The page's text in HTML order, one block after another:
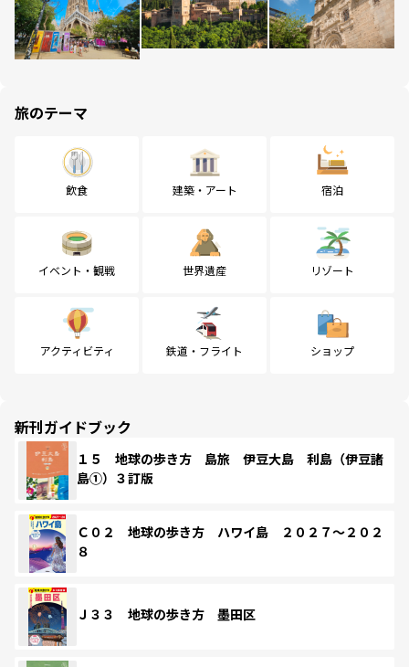
旅のテーマ
飲食 建築・アート 宿泊
イベント・観戦 世界遺産 リゾート
アクティビティ 鉄道・フライト ショップ
新刊ガイドブック
１５ 地球の歩き方 島旅 伊豆大島 利島（伊豆諸
島①）３訂版
Ｃ０２ 地球の歩き方 ハワイ島 ２０２７～２０２
８
Ｊ３３ 地球の歩き方 墨田区